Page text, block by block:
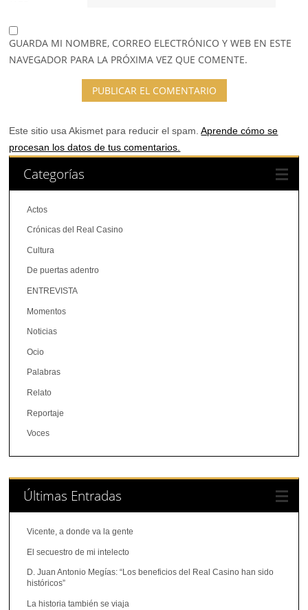
GUARDA MI NOMBRE, CORREO ELECTRÓNICO Y WEB EN ESTE
NAVEGADOR PARA LA PRÓXIMA VEZ QUE COMENTE.
Este sitio usa Akismet para reducir el spam.Aprende cómo se
procesan los datos de tus comentarios.
Categorías
Actos
Crónicas del Real Casino
Cultura
De puertas adentro
ENTREVISTA
Momentos
Noticias
Ocio
Palabras
Relato
Reportaje
Voces
Últimas Entradas
Vicente, a donde va la gente
El secuestro de mi intelecto
D. Juan Antonio Megías: “Los beneficios del Real Casino han sido
históricos”
La historia también se viaja